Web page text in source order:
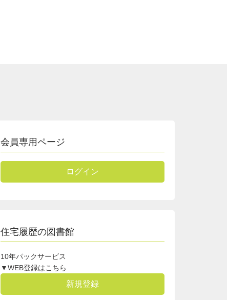
会員専用ページ
ログイン
住宅履歴の図書館
10年パックサービス
▼WEB登録はこちら
新規登録